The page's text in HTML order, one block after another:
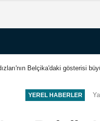
Belçika'daki gösterisi
YEREL HABERLER